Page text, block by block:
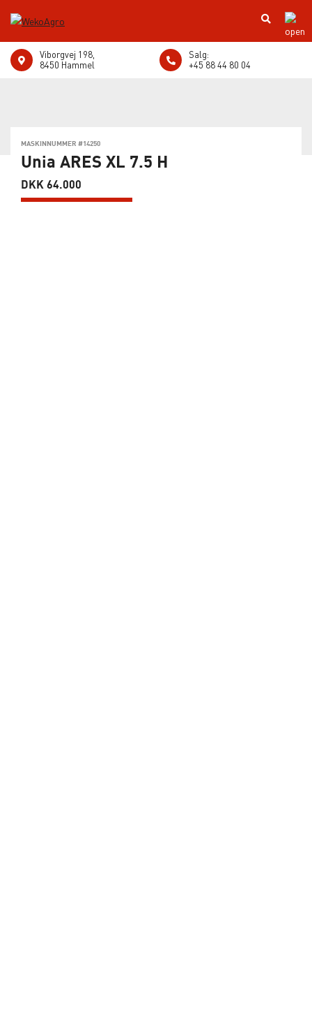
Viborgvej 198,
8450 Hammel
Salg:
+45 88 44 80 04
MASKINNUMMER #14250
Unia ARES XL 7.5 H
DKK 64.000